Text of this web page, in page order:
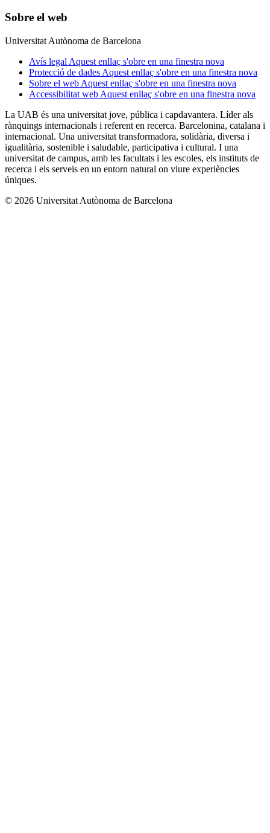
Sobre el web
Universitat Autònoma de Barcelona
Avís legal Aquest enllaç s'obre en una finestra nova
Protecció de dades Aquest enllaç s'obre en una finestra nova
Sobre el web Aquest enllaç s'obre en una finestra nova
Accessibilitat web Aquest enllaç s'obre en una finestra nova
La UAB és una universitat jove, pública i capdavantera. Líder als
rànquings internacionals i referent en recerca. Barcelonina, catalana i
internacional. Una universitat transformadora, solidària, diversa i
igualitària, sostenible i saludable, participativa i cultural. I una
universitat de campus, amb les facultats i les escoles, els instituts de
recerca i els serveis en un entorn natural on viure experiències
úniques.
© 2026 Universitat Autònoma de Barcelona